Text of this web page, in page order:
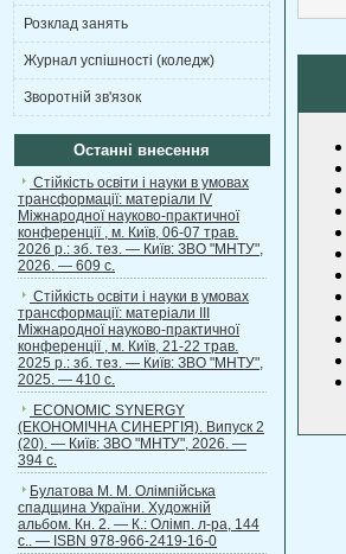
Розклад занять
Журнал успішності (коледж)
Зворотній зв'язок
Останні внесення
Стійкість освіти і науки в умовах
трансформації: матеріали ІV
Міжнародної науково-практичної
конференції , м. Київ, 06-07 трав.
2026 р.: зб. тез. — Київ: ЗВО "МНТУ",
2026. — 609 с.
Стійкість освіти і науки в умовах
трансформації: матеріали ІІІ
Міжнародної науково-практичної
конференції , м. Київ, 21-22 трав.
2025 р.: зб. тез. — Київ: ЗВО "МНТУ",
2025. — 410 с.
ECONOMIC SYNERGY
(ЕКОНОМІЧНА СИНЕРГІЯ). Випуск 2
(20). — Київ: ЗВО "МНТУ", 2026. —
394 с.
Булатова М. М. Олімпійська
спадщина України. Художній
альбом. Кн. 2. — К.: Олімп. л-ра, 144
с.. — ISBN 978-966-2419-16-0